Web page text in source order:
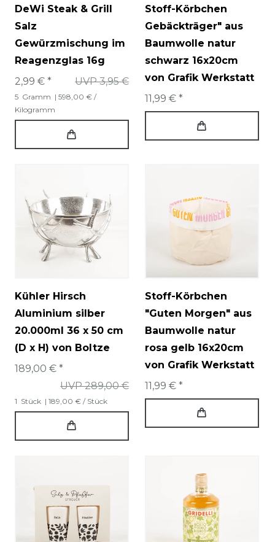
DeWi Steak & Grill
Salz
Gewürzmischung im
Reagenzglas 16g
UVP 3,95 €
2,99 € *
5 Gramm | 598,00 € /
Kilogramm
Stoff-Körbchen
Gebäckträger" aus
Baumwolle natur
schwarz 16x20cm
von Grafik Werkstatt
11,99 € *
Kühler Hirsch
Aluminium silber
20.000ml 36 x 50 cm
(D x H) von Boltze
UVP 289,00 €
189,00 € *
1 Stück | 189,00 € / Stück
Stoff-Körbchen
"Guten Morgen" aus
Baumwolle natur
rosa gelb 16x20cm
von Grafik Werkstatt
11,99 € *